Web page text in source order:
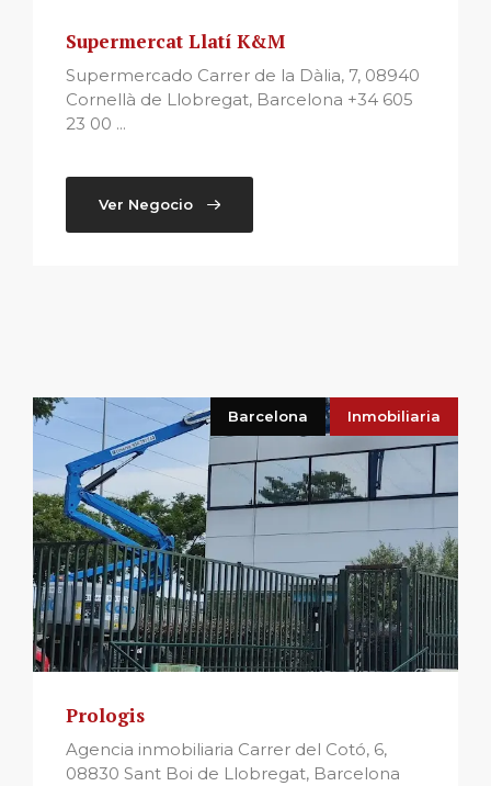
Supermercat Llatí K&M
Supermercado Carrer de la Dàlia, 7, 08940
Cornellà de Llobregat, Barcelona +34 605
23 00 ...
Ver Negocio
Barcelona Inmobiliaria
Prologis
Agencia inmobiliaria Carrer del Cotó, 6,
08830 Sant Boi de Llobregat, Barcelona